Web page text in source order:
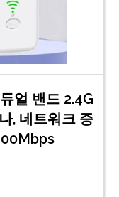
얼 밴드 2.4G
, 네트워크 증